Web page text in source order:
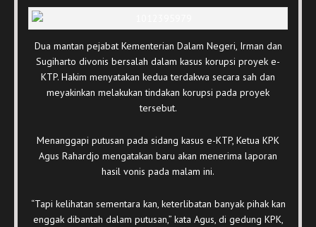
Dua mantan pejabat Kementerian Dalam Negeri, Irman dan
Sugiharto divonis bersalah dalam kasus korupsi proyek e-
KTP. Hakim menyatakan kedua terdakwa secara sah dan
meyakinkan melakukan tindakan korupsi pada proyek
tersebut.
Menanggapi putusan pada sidang kasus e-KTP, Ketua KPK
Agus Rahardjo mengatakan baru akan menerima laporan
hasil vonis pada malam ini.
“Tapi kelihatan sementara kan, keterlibatan banyak pihak kan
enggak dibantah dalam putusan,” kata Agus, di gedung KPK,